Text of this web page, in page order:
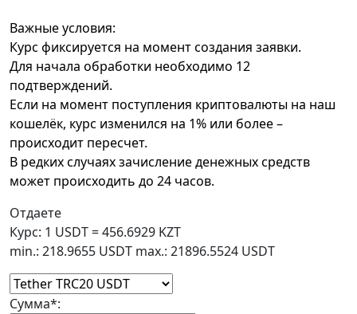
Важные условия:
Курс фиксируется на момент создания заявки.
Для начала обработки необходимо 12
подтверждений.
Если на момент поступления криптовалюты на наш
кошелёк, курс изменился на 1% или более –
происходит пересчет.
В редких случаях зачисление денежных средств
может происходить до 24 часов.
Отдаете
Курс: 1 USDT = 456.6929 KZT
min.: 218.9655 USDT max.: 21896.5524 USDT
Сумма*: